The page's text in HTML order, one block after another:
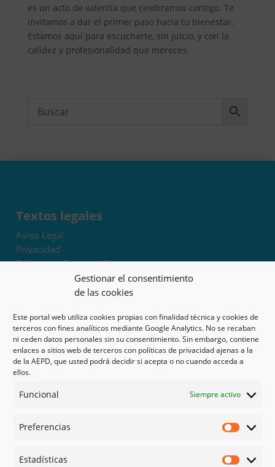
Gestionar el consentimiento
de las cookies
Este portal web utiliza cookies propias con finalidad técnica y cookies de
terceros con fines analíticos mediante Google Analytics. No se recaban
ni ceden datos personales sin su consentimiento. Sin embargo, contiene
enlaces a sitios web de terceros con políticas de privacidad ajenas a la
de la AEPD, que usted podrá decidir si acepta o no cuando acceda a
ellos.
Funcional Siempre activo
Preferencias
Estadísticas
es un acto de valentía que celebramos contigo. Te
invitamos a dar el primer paso hacia tu bienestar.
Estamos aquí para escucharte, sin juicio, y con la
calidez y profesionalidad que mereces.
Textos legales
Aviso Legal
Privacidad
Política de Cookies UE
Términos y condiciones
Exoneración de responsabilidad
Mapa del sitio
Mi cuenta
Tienda
Psicología en Murcia
Guías
Redes sociales
Instagram